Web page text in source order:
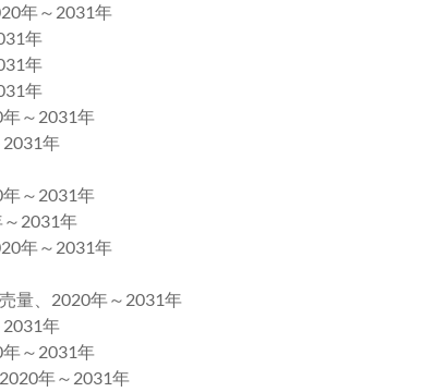
年～2031年
年
年
年
～2031年
年
～2031年
2031年
年～2031年
量、2020年～2031年
年
～2031年
年～2031年